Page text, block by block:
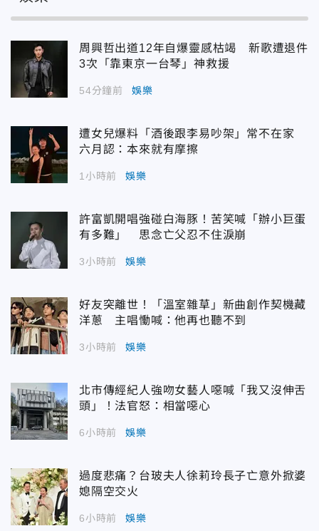
周興哲出道12年自爆靈感枯竭 新歌遭退件
3次「靠東京一台琴」神救援
54分鐘前 娛樂
遭女兒爆料「酒後跟李易吵架」常不在家
六月認：本來就有摩擦
1小時前 娛樂
許富凱開唱強碰白海豚！苦笑喊「辦小巨蛋
有多難」 思念亡父忍不住淚崩
3小時前 娛樂
好友突離世！「溫室雜草」新曲創作契機藏
洋蔥 主唱慟喊：他再也聽不到
3小時前 娛樂
北市傳經紀人強吻女藝人噁喊「我又沒伸舌
頭」！法官怒：相當噁心
6小時前 娛樂
過度悲痛？台玻夫人徐莉玲長子亡意外掀婆
媳隔空交火
6小時前 娛樂